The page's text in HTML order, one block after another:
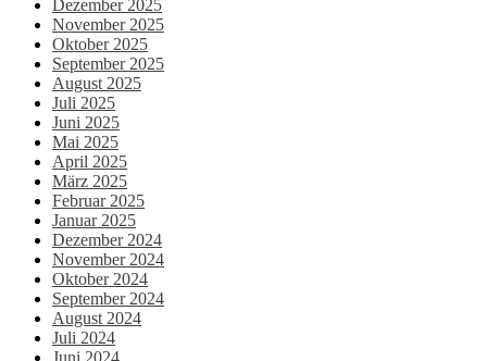
Dezember 2025
November 2025
Oktober 2025
September 2025
August 2025
Juli 2025
Juni 2025
Mai 2025
April 2025
März 2025
Februar 2025
Januar 2025
Dezember 2024
November 2024
Oktober 2024
September 2024
August 2024
Juli 2024
Juni 2024